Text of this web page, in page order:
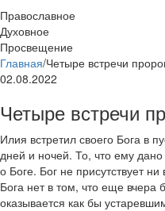
Православное
Духовное
Просвещение
Главная/Четыре встречи
02.08.2022
Четыре встречи
Илия встретил своего Бога в
дней и ночей. То, что ему
о Боге. Бог не присутствует
Бога нет в том, что еще
оказывается как бы